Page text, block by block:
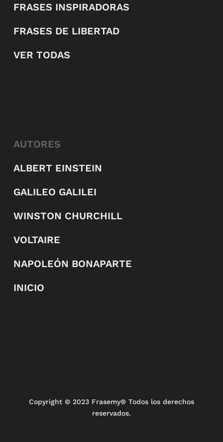
FRASES INSPIRADORAS
FRASES DE LIBERTAD
VER TODAS
AUTORES
ALBERT EINSTEIN
GALILEO GALILEI
WINSTON CHURCHILL
VOLTAIRE
NAPOLEÓN BONAPARTE
INICIO
Copyright © 2023 Frasemy® Todos los derechos
reservados.